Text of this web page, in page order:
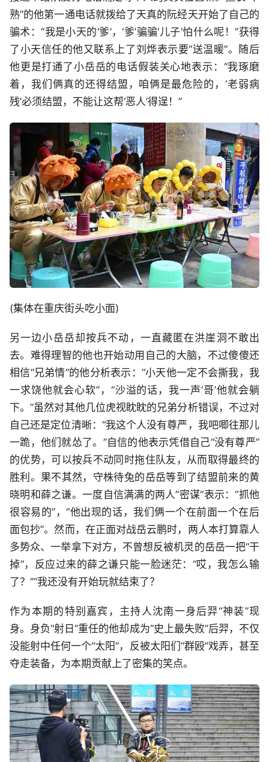
熟”的他第一通电话就拨给了天真的阮经天开始了自己的
骗术：“我是小天的‘爹’，‘爹’骗骗‘儿子’怕什么呢！”获得
了小天信任的他又联系上了刘烨表示要“送温暖”。随后
他更是打通了小岳岳的电话假装关心地表示：“我琢磨
着，我们俩真的还得结盟，咱俩是最危险的，‘老弱病
残’必须结盟，不能让这帮‘恶人’得逞！”
(集体在重庆街头吃小面)
另一边小岳岳却按兵不动，一直藏匿在洪崖洞不敢出
去。难得理智的他也开始动用自己的大脑，不过傻傻还
相信“兄弟情”的他分析表示：“小天他一定不会撕我，我
一求饶他就会心软”，“沙溢的话，我一声‘哥’他就会躺
下。”虽然对其他几位虎视眈眈的兄弟分析错误，不过对
自己还是定位清晰：“我这个人没有尊严，我吧唧往那儿
一跪，他们就怂了。”自信的他表示凭借自己“没有尊严”
的优势，可以按兵不动同时拖住队友，从而取得最终的
胜利。果不其然，守株待兔的岳岳等到了结盟前来的黄
晓明和薛之谦。一度自信满满的两人”密谋“表示：“抓他
很容易的”，“他出现的话，我们俩一个在前面一个在后
面包抄”。然而，在正面对战岳云鹏时，两人本打算靠人
多势众、一举拿下对方，不曾想反被机灵的岳岳一把“干
掉”，反应过来的薛之谦只能一脸迷茫：“哎，我怎么输
了？”“我还没有开始玩就结束了？
作为本期的特别嘉宾，主持人沈南一身后羿“神装”现
身。身负“射日”重任的他却成为“史上最失败”后羿，不仅
没能射中任何一个“太阳”，反被太阳们“群殴”戏弄，甚至
夺走装备，为本期贡献上了密集的笑点。